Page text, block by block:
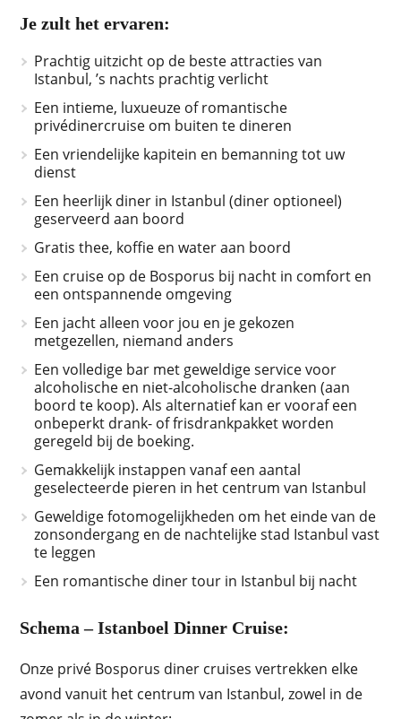
Je zult het ervaren:
Prachtig uitzicht op de beste attracties van
Istanbul, ’s nachts prachtig verlicht
Een intieme, luxueuze of romantische
privédinercruise om buiten te dineren
Een vriendelijke kapitein en bemanning tot uw
dienst
Een heerlijk diner in Istanbul (diner optioneel)
geserveerd aan boord
Gratis thee, koffie en water aan boord
Een cruise op de Bosporus bij nacht in comfort en
een ontspannende omgeving
Een jacht alleen voor jou en je gekozen
metgezellen, niemand anders
Een volledige bar met geweldige service voor
alcoholische en niet-alcoholische dranken (aan
boord te koop). Als alternatief kan er vooraf een
onbeperkt drank- of frisdrankpakket worden
geregeld bij de boeking.
Gemakkelijk instappen vanaf een aantal
geselecteerde pieren in het centrum van Istanbul
Geweldige fotomogelijkheden om het einde van de
zonsondergang en de nachtelijke stad Istanbul vast
te leggen
Een romantische diner tour in Istanbul bij nacht
Schema – Istanboel Dinner Cruise:
Onze privé Bosporus diner cruises vertrekken elke
avond vanuit het centrum van Istanbul, zowel in de